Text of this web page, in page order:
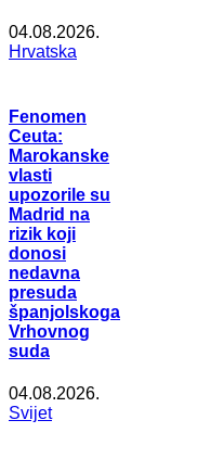
04.08.2026.
Hrvatska
Fenomen
Ceuta:
Marokanske
vlasti
upozorile su
Madrid na
rizik koji
donosi
nedavna
presuda
španjolskoga
Vrhovnog
suda
04.08.2026.
Svijet